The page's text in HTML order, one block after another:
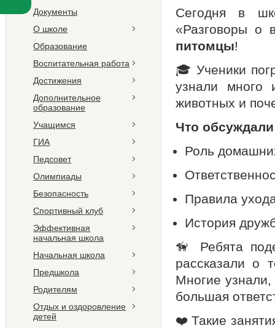
Документы
О школе
Образование
Воспитательная работа
Достижения
Дополнительное
образование
Учащимся
ГИА
Педсовет
Олимпиады
Безопасность
Спортивный клуб
Эффективная
начальная школа
Начальная школа
Предшкола
Родителям
Отдых и оздоровление
детей
Сегодня в
«Разговоры о
питомцы!
🎓 Ученики
узнали много
животных и
Что
Роль
Правила
История
🦮 Ребята
рассказали о
Многие
большая
❤️ Такие